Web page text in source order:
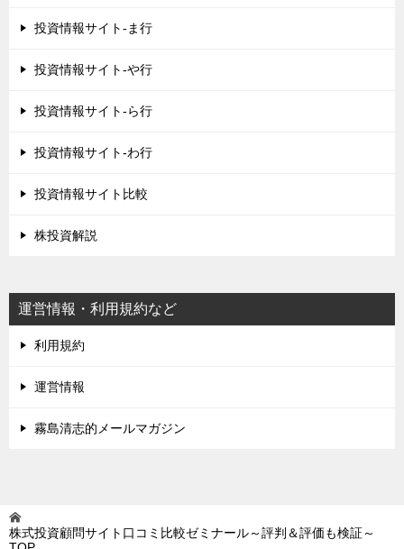
投資情報サイト-ま行
投資情報サイト-や行
投資情報サイト-ら行
投資情報サイト-わ行
投資情報サイト比較
株投資解説
運営情報・利用規約など
利用規約
運営情報
霧島清志的メールマガジン
株式投資顧問サイト口コミ比較ゼミナール～評判＆評価も検証～